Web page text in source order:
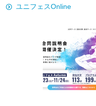
ユニフェスOnline